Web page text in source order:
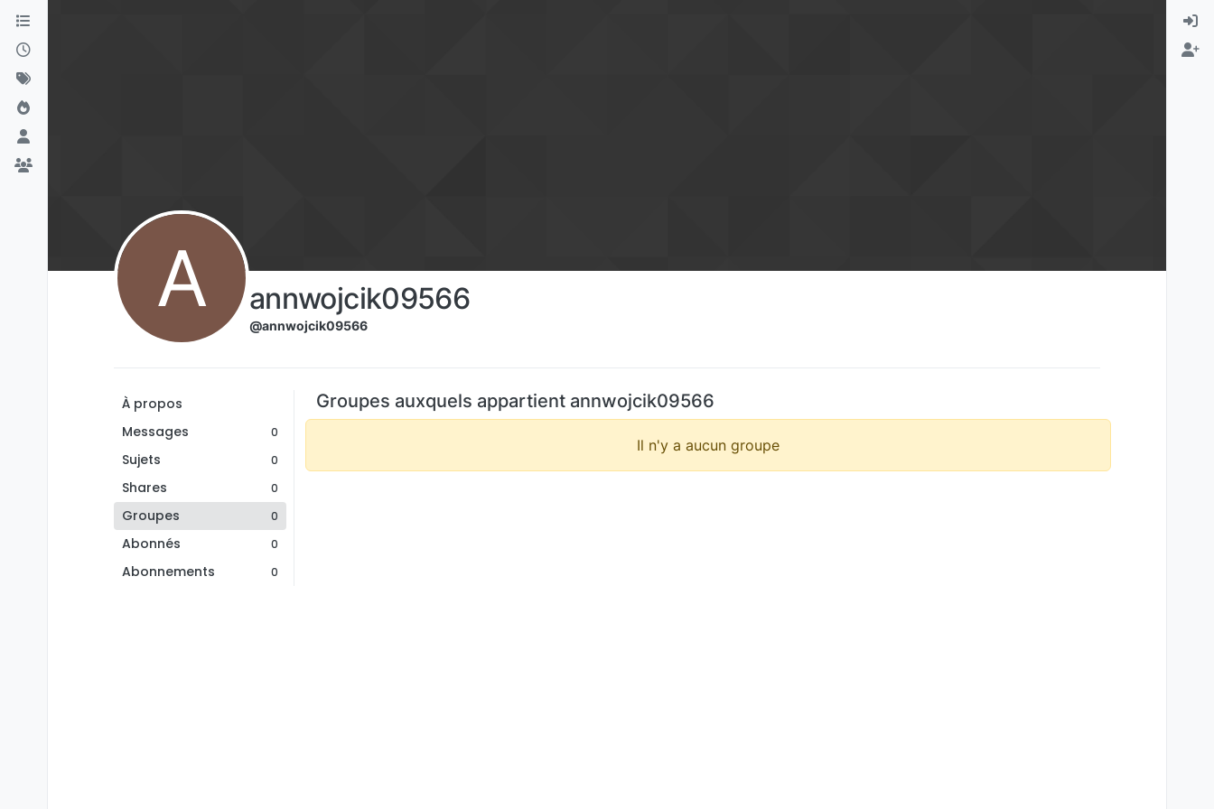
Aller directement au contenu
A annwojcik09566
@annwojcik09566
À propos
Messages
0
Sujets 0
Shares 0
Groupes 0
Abonnés 0
Abonnements 0
Groupes auxquels appartient annwojcik09566
Il n'y a aucun groupe